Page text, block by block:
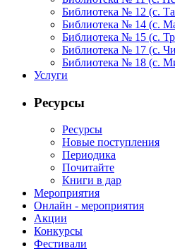
Библиотека № 12 (с.
Библиотека № 14 (с.
Библиотека № 15 (с.
Библиотека № 17 (с.
Библиотека № 18 (с.
Услуги
Ресурсы
Ресурсы
Новые поступления
Периодика
Почитайте
Книги в дар
Мероприятия
Онлайн - мероприятия
Акции
Конкурсы
Фестивали